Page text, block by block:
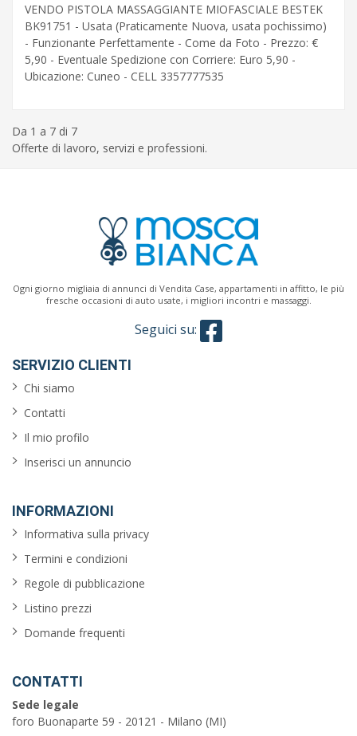
VENDO PISTOLA MASSAGGIANTE MIOFASCIALE BESTEK
BK91751 - Usata (Praticamente Nuova, usata pochissimo)
- Funzionante Perfettamente - Come da Foto - Prezzo: €
5,90 - Eventuale Spedizione con Corriere: Euro 5,90 -
Ubicazione: Cuneo - CELL 3357777535
Da 1 a 7 di 7
Offerte di lavoro, servizi e professioni.
Ogni giorno migliaia di annunci di Vendita Case, appartamenti in affitto, le più
fresche occasioni di auto usate, i migliori incontri e massaggi.
Seguici su:
SERVIZIO CLIENTI
Chi siamo
Contatti
Il mio profilo
Inserisci un annuncio
INFORMAZIONI
Informativa sulla privacy
Termini e condizioni
Regole di pubblicazione
Listino prezzi
Domande frequenti
CONTATTI
Sede legale
foro Buonaparte 59 - 20121 - Milano (MI)